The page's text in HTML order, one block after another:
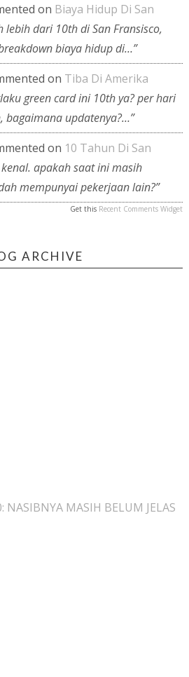
on Biaya Hidup Di San
lebih dari 10th di San Fransisco,
biaya hidup di…”
on Tiba Di Amerika
green card ini 10th ya? per hari
bagaimana updatenya?…”
on 10 Tahun Di San
kenal. apakah saat ini masih
mempunyai pekerjaan lain?”
Get this Recent Comments Widget
ARCHIVE
NASIBNYA MASIH BELUM JELAS